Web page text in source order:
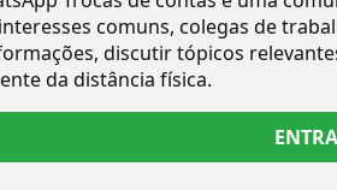
comuns, colegas de
discutir tópicos
da distância física.